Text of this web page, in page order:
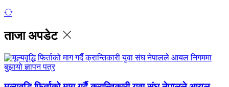
ताजा अपडेट